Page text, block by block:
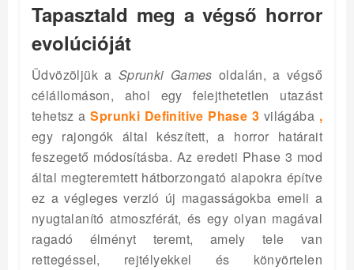
Tapasztald meg a végső horror
evolúcióját
Üdvözöljük a Sprunki Games oldalán, a végső
célállomáson, ahol egy felejthetetlen utazást
tehetsz aSprunki Definitive Phase 3 világába ,
egy rajongók által készített, a horror határait
feszegető módosításba. Az eredeti Phase 3 mod
által megteremtett hátborzongató alapokra építve
ez a végleges verzió új magasságokba emeli a
nyugtalanító atmoszférát, és egy olyan magával
ragadó élményt teremt, amely tele van
rettegéssel, rejtélyekkel és könyörtelen